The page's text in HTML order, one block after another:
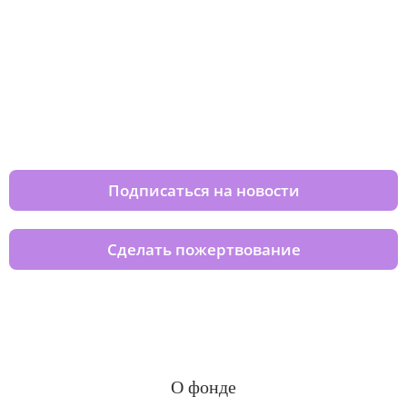
Подписаться на новости
Сделать пожертвование
О фонде